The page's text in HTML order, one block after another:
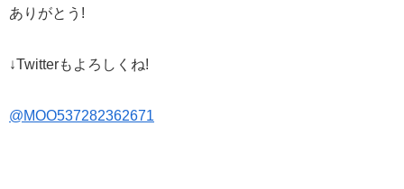
ありがとう!
↓Twitterもよろしくね!
@MOO537282362671